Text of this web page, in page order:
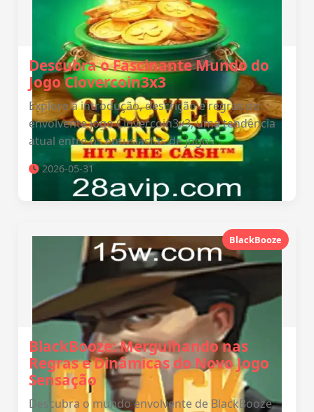
Descubra o Fascinante Mundo do
Jogo Clovercoin3x3
Explore a introdução, descrição e regras do
envolvente jogo Clovercoin3x3, uma tendência
atual entre os entusiastas de jogos.
2026-05-31
BlackBooze
BlackBooze: Mergulhando nas
Regras e Dinâmicas do Novo Jogo
Sensação
Descubra o mundo envolvente de BlackBooze,